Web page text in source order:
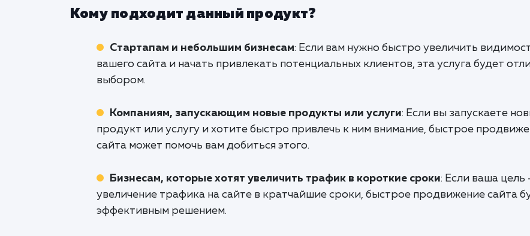
Кому подходит данный продукт?
Стартапам и небольшим бизнесам: Если вам нужно быстро увеличить
вашего сайта и начать привлекать потенциальных клиентов, эта услуга будет
выбором.
Компаниям, запускающим новые продукты или услуги: Если вы запускаете
продукт или услугу и хотите быстро привлечь к ним внимание, быстрое
сайта может помочь вам добиться этого.
Бизнесам, которые хотят увеличить трафик в короткие сроки: Если ваша цель
увеличение трафика на сайте в кратчайшие сроки, быстрое продвижение сайта
эффективным решением.